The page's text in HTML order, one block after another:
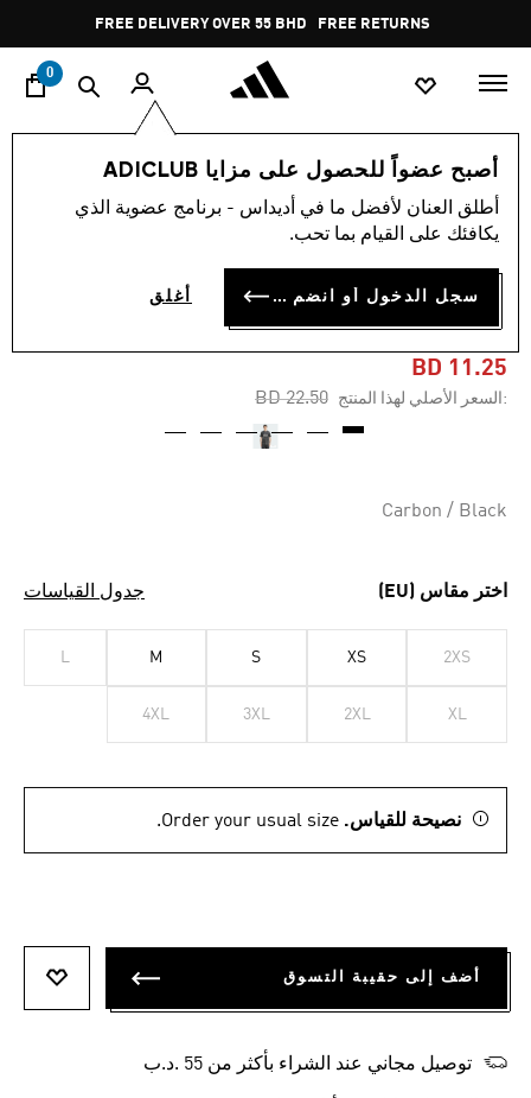
Pause
promotion
rotation
FREE DELIVERY OVER 55 BHD FREE RETURNS
0
أصبح عضواً للحصول على مزايا ADICLUB
أطلق العنان لأفضل ما في أديداس - برنامج عضوية الذي
يكافئك على القيام بما تحب.
سجل الدخول أو انضم الآن أغلق
الرجال ملابس
-50%
جيرسي HOUSE OF TIRO
SHORT SLEEVE JACQUARD
BD 11.25
:السعر الأصلي لهذا المنتج Price reduced from
BD 22.50
to
Carbon / Black
اختر مقاس (EU) جدول القياسات
2XS
XS
S
M
L
XL
2XL
3XL
4XL
نصيحة للقياس. Order your usual size.
أضف إلى حقيبة التسوق
توصيل مجاني عند الشراء بأكثر من 55 .د.ب‎